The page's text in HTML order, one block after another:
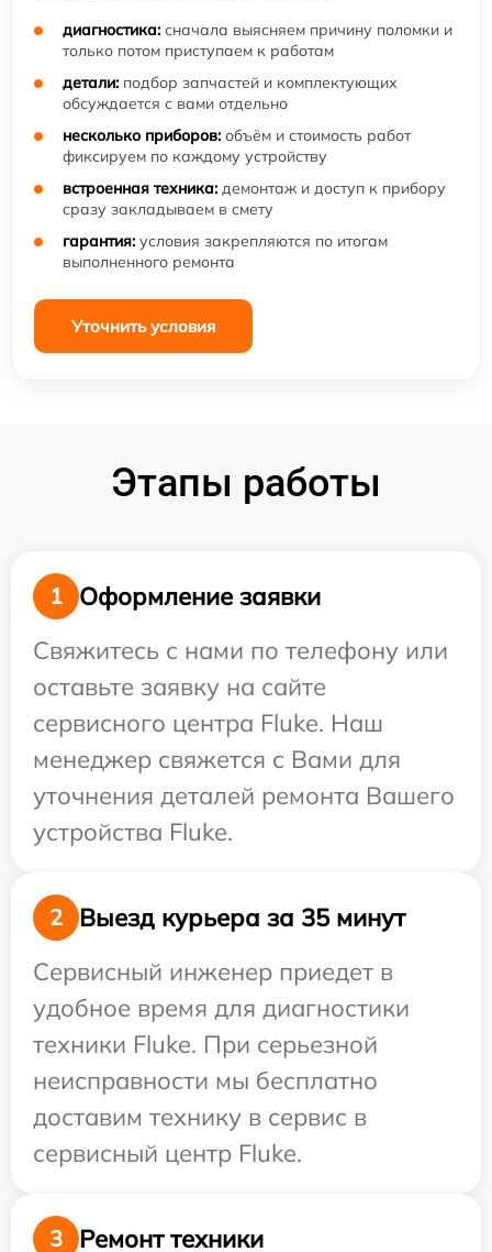
диагностика: сначала выясняем причину поломки и
только потом приступаем к работам
детали: подбор запчастей и комплектующих
обсуждается с вами отдельно
несколько приборов: объём и стоимость работ
фиксируем по каждому устройству
встроенная техника: демонтаж и доступ к прибору
сразу закладываем в смету
гарантия: условия закрепляются по итогам
выполненного ремонта
Уточнить условия
Этапы работы
1
Оформление заявки
Свяжитесь с нами по телефону или
оставьте заявку на сайте
сервисного центра Fluke. Наш
менеджер свяжется с Вами для
уточнения деталей ремонта Вашего
устройства Fluke.
2
Выезд курьера за 35 минут
Сервисный инженер приедет в
удобное время для диагностики
техники Fluke. При серьезной
неисправности мы бесплатно
доставим технику в сервис в
сервисный центр Fluke.
3 Ремонт техники